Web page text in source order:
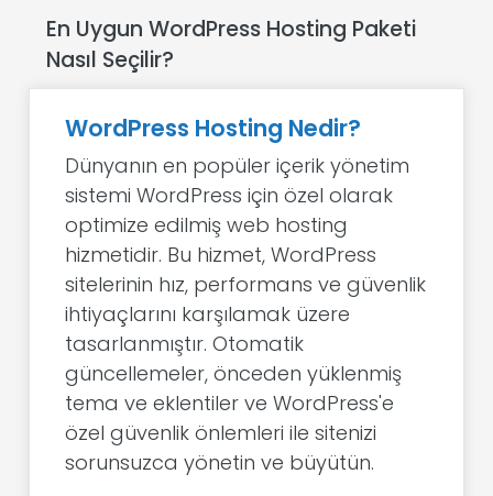
En Uygun WordPress Hosting Paketi
Nasıl Seçilir?
WordPress Hosting Nedir?
Dünyanın en popüler içerik yönetim
sistemi WordPress için özel olarak
optimize edilmiş web hosting
hizmetidir. Bu hizmet, WordPress
sitelerinin hız, performans ve güvenlik
ihtiyaçlarını karşılamak üzere
tasarlanmıştır. Otomatik
güncellemeler, önceden yüklenmiş
tema ve eklentiler ve WordPress'e
özel güvenlik önlemleri ile sitenizi
sorunsuzca yönetin ve büyütün.